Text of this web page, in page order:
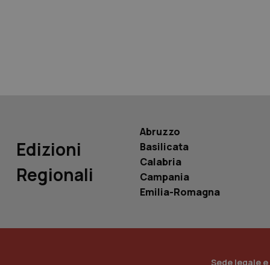
Edizioni
Regionali
Abruzzo
Basilicata
Calabria
Campania
Emilia-Romagna
Sede legale